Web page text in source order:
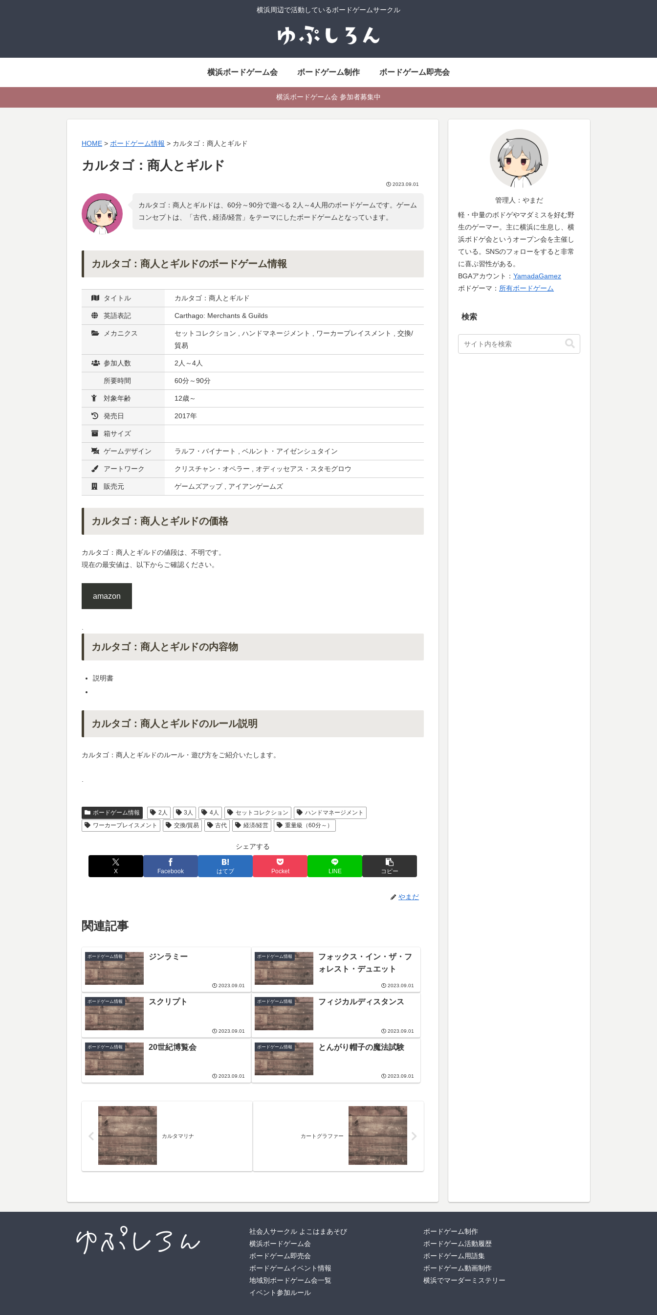
横浜周辺で活動しているボードゲームサークル
横浜ボードゲーム会 ボードゲーム制作 ボードゲーム即売会
横浜ボードゲーム会 参加者募集中
HOME > ボードゲーム情報 > カルタゴ：商人とギルド
カルタゴ：商人とギルド
2023.09.01
カルタゴ：商人とギルドは、60分～90分で遊べる 2人～4人用のボードゲームです。ゲーム
コンセプトは、「古代 , 経済/経営 」をテーマにしたボードゲームとなっています。
カルタゴ：商人とギルドのボードゲーム情報
タイトル カルタゴ：商人とギルド
英語表記 Carthago: Merchants & Guilds
メカニクス
セットコレクション , ハンドマネージメント , ワーカープレイスメント , 交換/
貿易
参加人数 2人～4人
所要時間 60分～90分
対象年齢 12歳～
発売日 2017年
箱サイズ
ゲームデザイン ラルフ・バイナート , ベルント・アイゼンシュタイン
アートワーク クリスチャン・オペラー , オディッセアス・スタモグロウ
販売元 ゲームズアップ , アイアンゲームズ
カルタゴ：商人とギルドの価格
カルタゴ：商人とギルドの値段は、不明です。
現在の最安値は、以下からご確認ください。
amazon
.
カルタゴ：商人とギルドの内容物
説明書
カルタゴ：商人とギルドのルール説明
カルタゴ：商人とギルドのルール・遊び方をご紹介いたします。
.
ボードゲーム情報 2人 3人 4人 セットコレクション
ハンドマネージメント
ワーカープレイスメント
交換/貿易 古代 経済/経営 重量級（60分～）
シェアする
X Facebook はてブ Pocket LINE コピー
やまだ
関連記事
ボードゲーム情報 ジンラミー
2023.09.01
ボードゲーム情報
フォックス・イン・ザ・フ
ォレスト・デュエット
2023.09.01
ボードゲーム情報 スクリプト
2023.09.01
ボードゲーム情報 フィジカルディスタンス
2023.09.01
ボードゲーム情報 20世紀博覧会
2023.09.01
ボードゲーム情報 とんがり帽子の魔法試験
2023.09.01
カルタマリナ カートグラファー
管理人：やまだ
軽・中量のボドゲやマダミスを好む野
生のゲーマー。主に横浜に生息し、横
浜ボドゲ会というオープン会を主催し
ている。SNSのフォローをすると非常
に喜ぶ習性がある。
BGAアカウント： YamadaGamez
ボドゲーマ： 所有ボードゲーム
検索
社会人サークル よこはまあそび
横浜ボードゲーム会
ボードゲーム即売会
ボードゲームイベント情報
地域別ボードゲーム会一覧
イベント参加ルール
ボードゲーム制作
ボードゲーム活動履歴
ボードゲーム用語集
ボードゲーム動画制作
横浜でマーダーミステリー